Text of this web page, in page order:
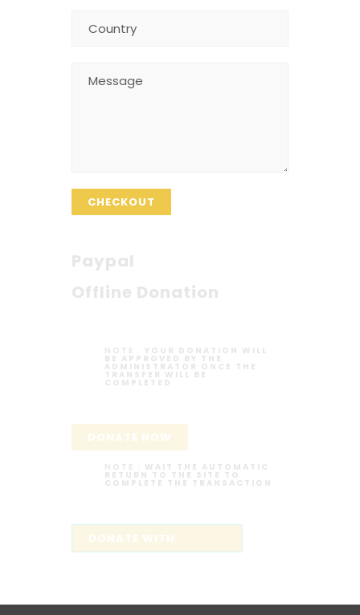
CHECKOUT
Paypal
Offline Donation
NOTE : YOUR DONATION WILL
BE APPROVED BY THE
ADMINISTRATOR ONCE THE
TRANSFER WILL BE
COMPLETED
DONATE NOW
NOTE : WAIT THE AUTOMATIC
RETURN TO THE SITE TO
COMPLETE THE TRANSACTION